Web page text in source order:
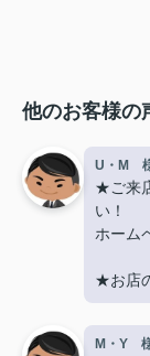
他のお客様の
U・M
★ご来
い！
ホーム
★お店
か？
丁寧に
M・Y